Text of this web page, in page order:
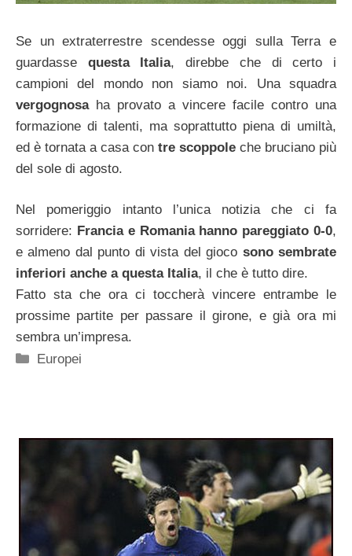
Se un extraterrestre scendesse oggi sulla Terra e
guardasse questa Italia, direbbe che di certo i
campioni del mondo non siamo noi. Una squadra
vergognosa ha provato a vincere facile contro una
formazione di talenti, ma soprattutto piena di umiltà,
ed è tornata a casa con tre scoppole che bruciano più
del sole di agosto.
Nel pomeriggio intanto l’unica notizia che ci fa
sorridere: Francia e Romania hanno pareggiato 0-0,
e almeno dal punto di vista del gioco sono sembrate
inferiori anche a questa Italia, il che è tutto dire.
Fatto sta che ora ci toccherà vincere entrambe le
prossime partite per passare il girone, e già ora mi
sembra un’impresa.
Categorie
Europei